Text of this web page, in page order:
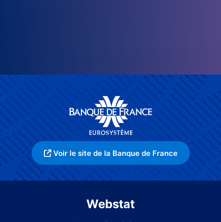
Voir le site de la Banque de France
Webstat